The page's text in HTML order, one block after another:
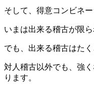
そして、得意コンビネ
いまは出来る稽古が限ら
でも、出来る稽古はたく
対人稽古以外でも、強
ります。